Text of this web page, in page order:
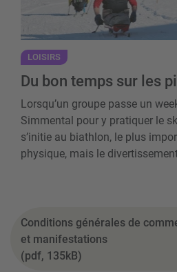
LOISIRS
Du bon temps sur les
Lorsqu’un groupe passe un
Simmental pour y pratiquer le
s’initie au biathlon, le plus
physique, mais le
Conditions générales de
et manifestations
(pdf, 135kB)